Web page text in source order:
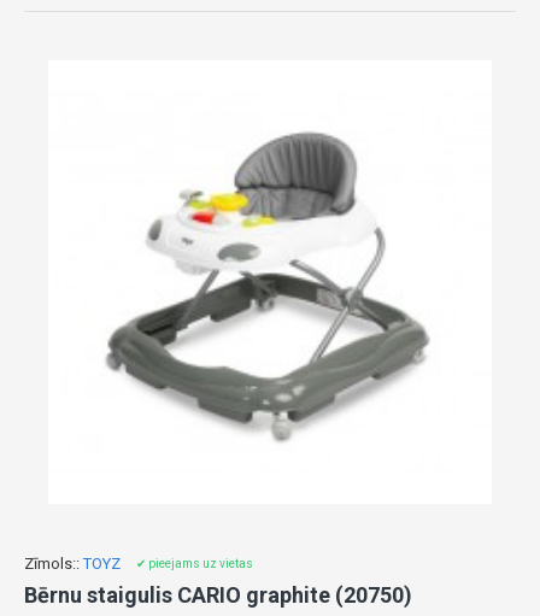
Zīmols:: TOYZ ✔ pieejams uz vietas
Bērnu staigulis CARIO graphite (20750)